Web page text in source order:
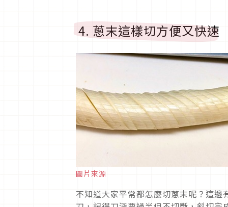
4. 蔥末這樣切方便又快速
圖片來源
不知道大家平常都怎麼切蔥末呢？這